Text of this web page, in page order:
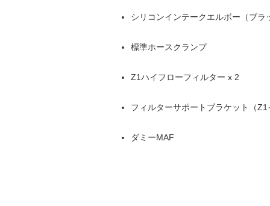
シリコンインテークエルボー（ブ
標準ホースクランプ
Z1ハイフローフィルター x 2
フィルターサポートブラケット（
ダミーMAF